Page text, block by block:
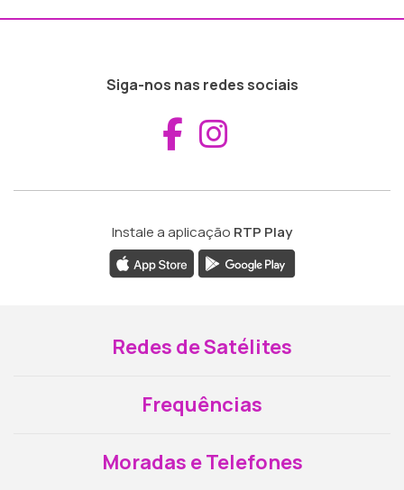
Siga-nos nas redes sociais
Aceder ao
Instale a aplicação RTP Play
Redes de Satélites
Frequências
Moradas e Telefones